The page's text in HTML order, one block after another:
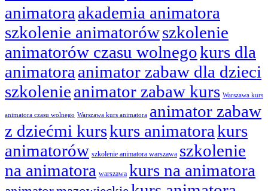
animatora akademia animatora
szkolenie animatorówszkolenie
animatorów czasu wolnegokurs dla
animatora animator zabaw dla dzieci
szkolenieanimator zabaw kurs Warszawa kurs
animatora czasu wolnego Warszawa kurs animatora animator zabaw
z dziećmi kurskurs animatorakurs
animatorów szkolenie animatora warszawa szkolenie
na animatora warszawa kurs na animatora